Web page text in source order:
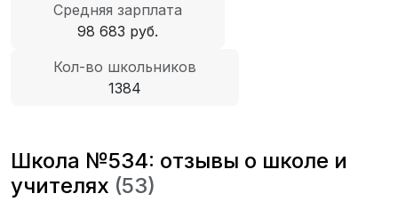
Средняя зарплата
98 683 руб.
Кол-во школьников
1384
Школа №534: отзывы о школе и
учителях (53)